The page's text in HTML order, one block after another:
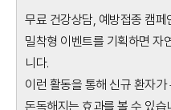
무료 건강상담, 예방접종 캠
밀착형 이벤트를 기획하면 자
니다.
이런 활동을 통해 신규 환자
돈독해지는 효과를 볼 수 있습